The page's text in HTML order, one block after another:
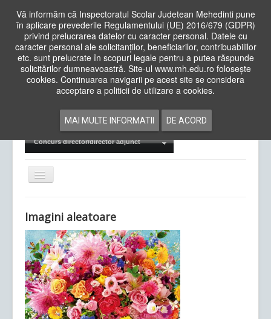
Vă informăm că Inspectoratul Scolar Judetean Mehedinti pune
în aplicare prevederile Regulamentului (UE) 2016/679 (GDPR)
privind prelucrarea datelor cu caracter personal. Datele cu
caracter personal ale solicitanților, beneficiarilor, contribuabililor
etc. sunt prelucrate în scopuri legale pentru a putea răspunde
solicitărilor dumneavoastră. Site-ul www.mh.edu.ro folosește
cookies. Continuarea navigarii pe acest site se considera
acceptare a politicii de utilizare a cookies.
MAI MULTE INFORMATII DE ACORD
Cauta
in
siteAcasa Cadre Didactice
Examene Naționale
Concurs director/director adjunct
Comută
navigarea
Ultimele articole: Vi, 04.11.2022 -Inspectoratul Școlar
Județean Mehedinți
Imagini aleatoare